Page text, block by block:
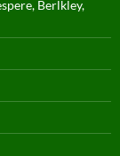
Berlkley,